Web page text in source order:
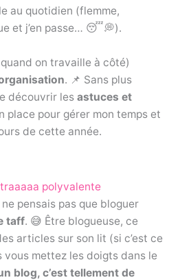
au quotidien (flemme,
et j’en passe… 😴💭).
on travaille à côté)
. 📌 Sans plus
découvrir les astuces et
place pour gérer mon temps et
de cette année.
polyvalente
pensais pas que bloguer
taff. 😅 Être blogueuse, ce
articles sur son lit (si c’est ce
vous mettez les doigts dans le
blog, c’est tellement de